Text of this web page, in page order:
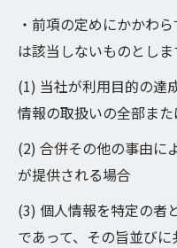
・前項の定めにかかわ
は該当しないものとしま
(1) 当社が利用目的の達
情報の取扱いの全部ま
(2) 合併その他の事由に
が提供される場合
(3) 個人情報を特定の者
であって、その旨並び